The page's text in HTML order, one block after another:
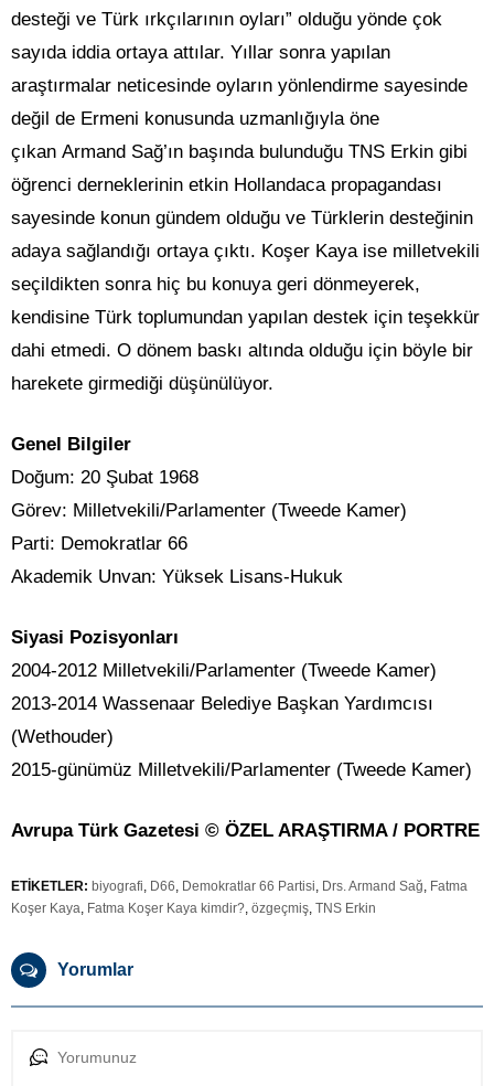
desteği ve Türk ırkçılarının oyları” olduğu yönde çok
sayıda iddia ortaya attılar. Yıllar sonra yapılan
araştırmalar neticesinde oyların yönlendirme sayesinde
değil de Ermeni konusunda uzmanlığıyla öne
çıkan Armand Sağ’ın başında bulunduğu TNS Erkin gibi
öğrenci derneklerinin etkin Hollandaca propagandası
sayesinde konun gündem olduğu ve Türklerin desteğinin
adaya sağlandığı ortaya çıktı. Koşer Kaya ise milletvekili
seçildikten sonra hiç bu konuya geri dönmeyerek,
kendisine Türk toplumundan yapılan destek için teşekkür
dahi etmedi. O dönem baskı altında olduğu için böyle bir
harekete girmediği düşünülüyor.
Genel Bilgiler
Doğum: 20 Şubat 1968
Görev: Milletvekili/Parlamenter (Tweede Kamer)
Parti: Demokratlar 66
Akademik Unvan: Yüksek Lisans-Hukuk
Siyasi Pozisyonları
2004-2012 Milletvekili/Parlamenter (Tweede Kamer)
2013-2014 Wassenaar Belediye Başkan Yardımcısı
(Wethouder)
2015-günümüz Milletvekili/Parlamenter (Tweede Kamer)
Avrupa Türk Gazetesi © ÖZEL ARAŞTIRMA / PORTRE
ETİKETLER: biyografi, D66, Demokratlar 66 Partisi, Drs. Armand Sağ, Fatma
Koşer Kaya, Fatma Koşer Kaya kimdir?, özgeçmiş, TNS Erkin
Yorumlar